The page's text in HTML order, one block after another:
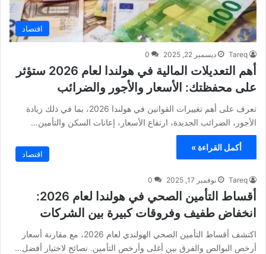
اقتصاد
Tareq ديسمبر 22, 2025 0
أهم التعديلات المالية في هولندا لعام 2026 ستؤثر
على محفظتك: الأسعار والأجور والضرائب
تعرف على أهم تغييرات القوانين في هولندا 2026، بما في ذلك زيادة
الأجور، الضرائب الجديدة، ارتفاع الأسعار، إعانات السكن والتأمين…
أكمل القراءة »
اقتصاد
Tareq نوفمبر 17, 2025 0
أقساط التأمين الصحي في هولندا لعام 2026:
انخفاض طفيف وفروقات كبيرة بين الشركات
اكتشف أقساط التأمين الصحي الهولندي لعام 2026، مع مقارنة أسعار
أرخص البوالص والفرق بين أغلى وأرخص التأمين. نصائح لاختيار أفضل…